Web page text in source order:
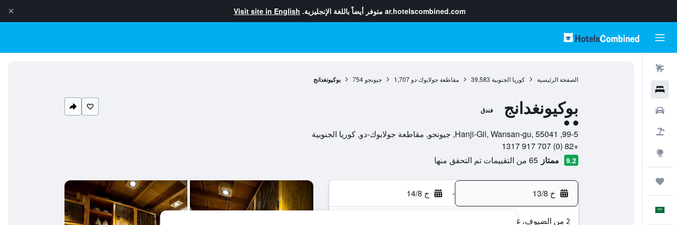
ar.hotelscombined.com متوفر أيضاً باللغة الإنجليزية. Visit site in English
الصفحة الرئيسية كوريا الجنوبية 39,583 مقاطعة جولابوك-دو 1,707 جيونجو 754 بوكيونغدانج
بوكيونغدانج فندق
تقييم فئة 2
99-5, Hanji-Gil, Wansan-gu, 55041, جيونجو, مقاطعة جولابوك-دو, كوريا الجنوبية
+82 (0) 707 917 1317
9.2 ممتاز 65 من التقييمات تم التحقق منها
خ 13/8 - ج 14/8
2 من الضيوف، غرفة واحدة